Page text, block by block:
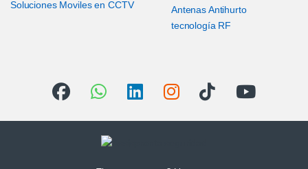
Soluciones Moviles en CCTV
Antenas Antihurto
tecnología RF